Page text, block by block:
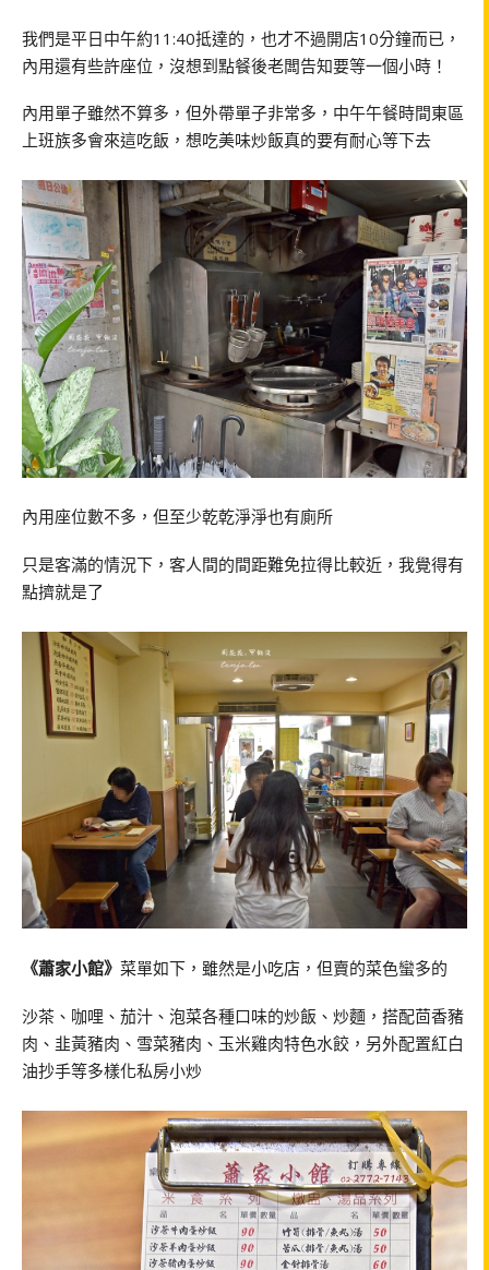
我們是平日中午約11:40抵達的，也才不過開店10分鐘而已，
內用還有些許座位，沒想到點餐後老闆告知要等一個小時！
內用單子雖然不算多，但外帶單子非常多，中午午餐時間東區
上班族多會來這吃飯，想吃美味炒飯真的要有耐心等下去
內用座位數不多，但至少乾乾淨淨也有廁所
只是客滿的情況下，客人間的間距難免拉得比較近，我覺得有
點擠就是了
《蕭家小館》 菜單如下，雖然是小吃店，但賣的菜色蠻多的
沙茶、咖哩、茄汁、泡菜各種口味的炒飯、炒麵，搭配茴香豬
肉、韭黃豬肉、雪菜豬肉、玉米雞肉特色水餃，另外配置紅白
油抄手等多樣化私房小炒